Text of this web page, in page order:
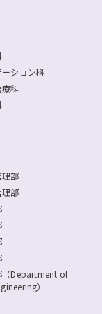
ーション科
科
部
部
（Department of
）